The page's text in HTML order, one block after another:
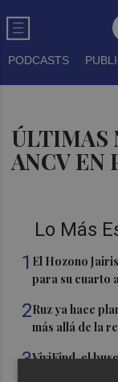
PODCASTS
ÚLTIMAS
ANCV EN
Lo Más
1 El Hozono
para su cuarto
2Ruz ya hace
más allá de la
3ViviFind, el